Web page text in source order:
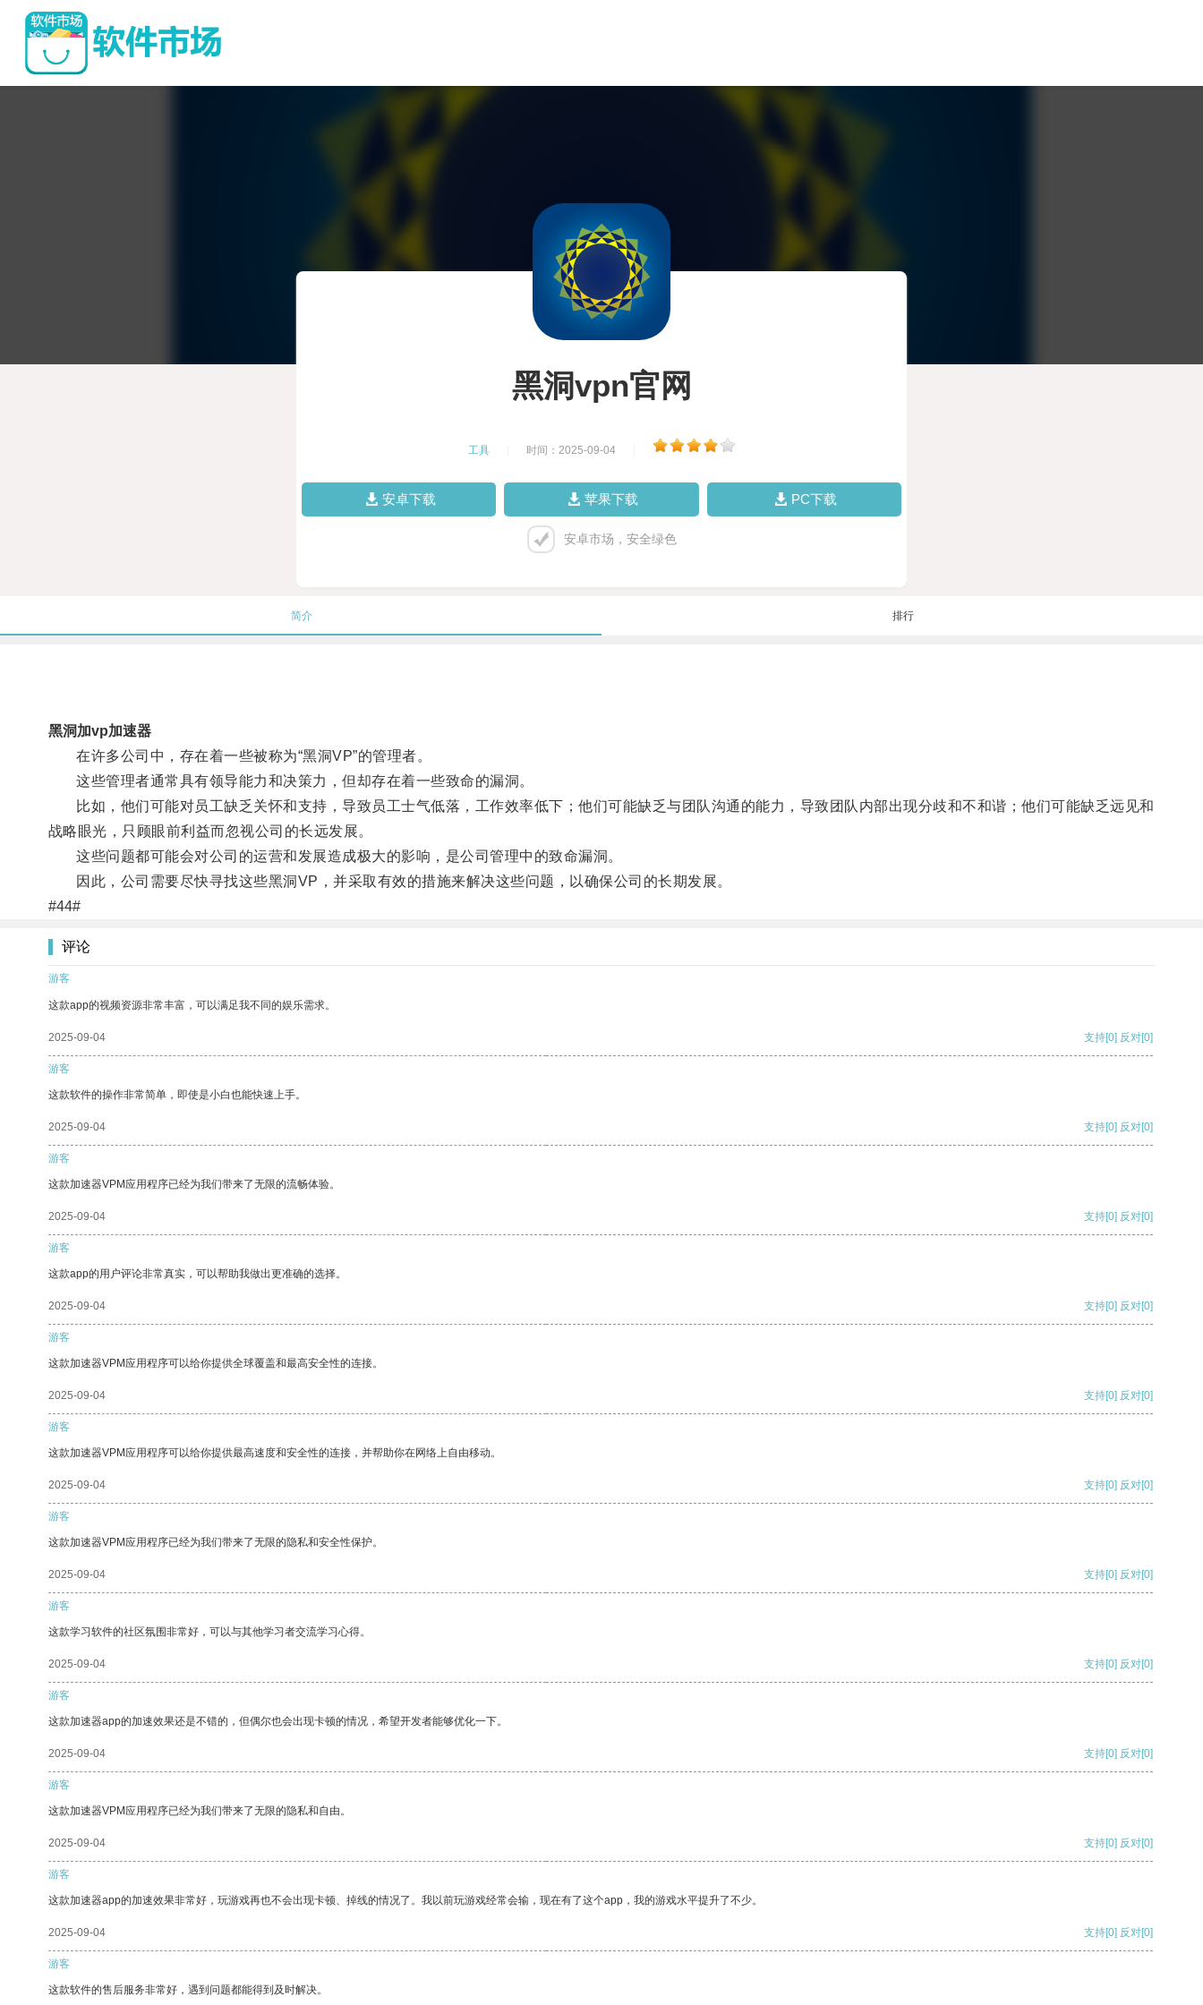
黑洞vpn官网
工具 时间：2025-09-04
安卓下载 苹果下载 PC下载
安卓市场，安全绿色
简介 排行
黑洞加vp加速器
在许多公司中，存在着一些被称为“黑洞VP”的管理者。
这些管理者通常具有领导能力和决策力，但却存在着一些致命的漏洞。
比如，他们可能对员工缺乏关怀和支持，导致员工士气低落，工作效率低下；他们可能缺乏与团队沟通的能力，导致团队内部出现分歧和不和谐；他们可能缺乏远见和
战略眼光，只顾眼前利益而忽视公司的长远发展。
这些问题都可能会对公司的运营和发展造成极大的影响，是公司管理中的致命漏洞。
因此，公司需要尽快寻找这些黑洞VP，并采取有效的措施来解决这些问题，以确保公司的长期发展。
#44#
评论
游客
这款app的视频资源非常丰富，可以满足我不同的娱乐需求。
2025-09-04 支持[0] 反对[0]
游客
这款软件的操作非常简单，即使是小白也能快速上手。
2025-09-04 支持[0] 反对[0]
游客
这款加速器VPM应用程序已经为我们带来了无限的流畅体验。
2025-09-04 支持[0] 反对[0]
游客
这款app的用户评论非常真实，可以帮助我做出更准确的选择。
2025-09-04 支持[0] 反对[0]
游客
这款加速器VPM应用程序可以给你提供全球覆盖和最高安全性的连接。
2025-09-04 支持[0] 反对[0]
游客
这款加速器VPM应用程序可以给你提供最高速度和安全性的连接，并帮助你在网络上自由移动。
2025-09-04 支持[0] 反对[0]
游客
这款加速器VPM应用程序已经为我们带来了无限的隐私和安全性保护。
2025-09-04 支持[0] 反对[0]
游客
这款学习软件的社区氛围非常好，可以与其他学习者交流学习心得。
2025-09-04 支持[0] 反对[0]
游客
这款加速器app的加速效果还是不错的，但偶尔也会出现卡顿的情况，希望开发者能够优化一下。
2025-09-04 支持[0] 反对[0]
游客
这款加速器VPM应用程序已经为我们带来了无限的隐私和自由。
2025-09-04 支持[0] 反对[0]
游客
这款加速器app的加速效果非常好，玩游戏再也不会出现卡顿、掉线的情况了。我以前玩游戏经常会输，现在有了这个app，我的游戏水平提升了不少。
2025-09-04 支持[0] 反对[0]
游客
这款软件的售后服务非常好，遇到问题都能得到及时解决。